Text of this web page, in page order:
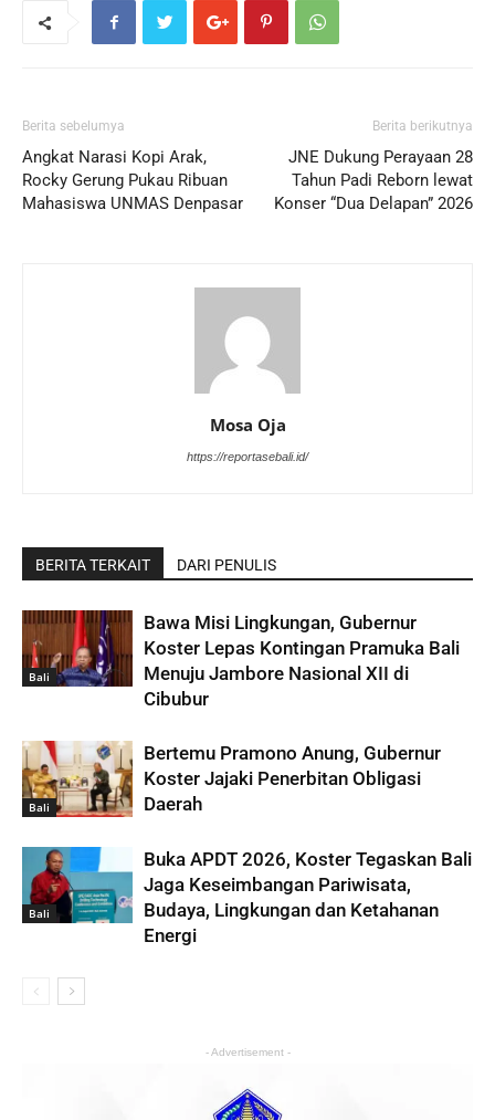
Berita sebelumya
Angkat Narasi Kopi Arak,
Rocky Gerung Pukau Ribuan
Mahasiswa UNMAS Denpasar
Berita berikutnya
JNE Dukung Perayaan 28
Tahun Padi Reborn lewat
Konser “Dua Delapan” 2026
Mosa Oja
https://reportasebali.id/
BERITA TERKAIT DARI PENULIS
Bali
Bawa Misi Lingkungan, Gubernur
Koster Lepas Kontingan Pramuka Bali
Menuju Jambore Nasional XII di
Cibubur
Bali
Bertemu Pramono Anung, Gubernur
Koster Jajaki Penerbitan Obligasi
Daerah
Bali
Buka APDT 2026, Koster Tegaskan Bali
Jaga Keseimbangan Pariwisata,
Budaya, Lingkungan dan Ketahanan
Energi
- Advertisement -